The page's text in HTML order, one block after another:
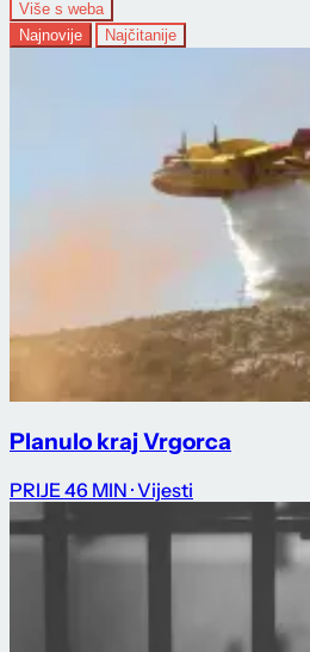
Više s weba
Najnovije
Najčitanije
Planulo kraj Vrgorca
PRIJE 46 MIN · Vijesti